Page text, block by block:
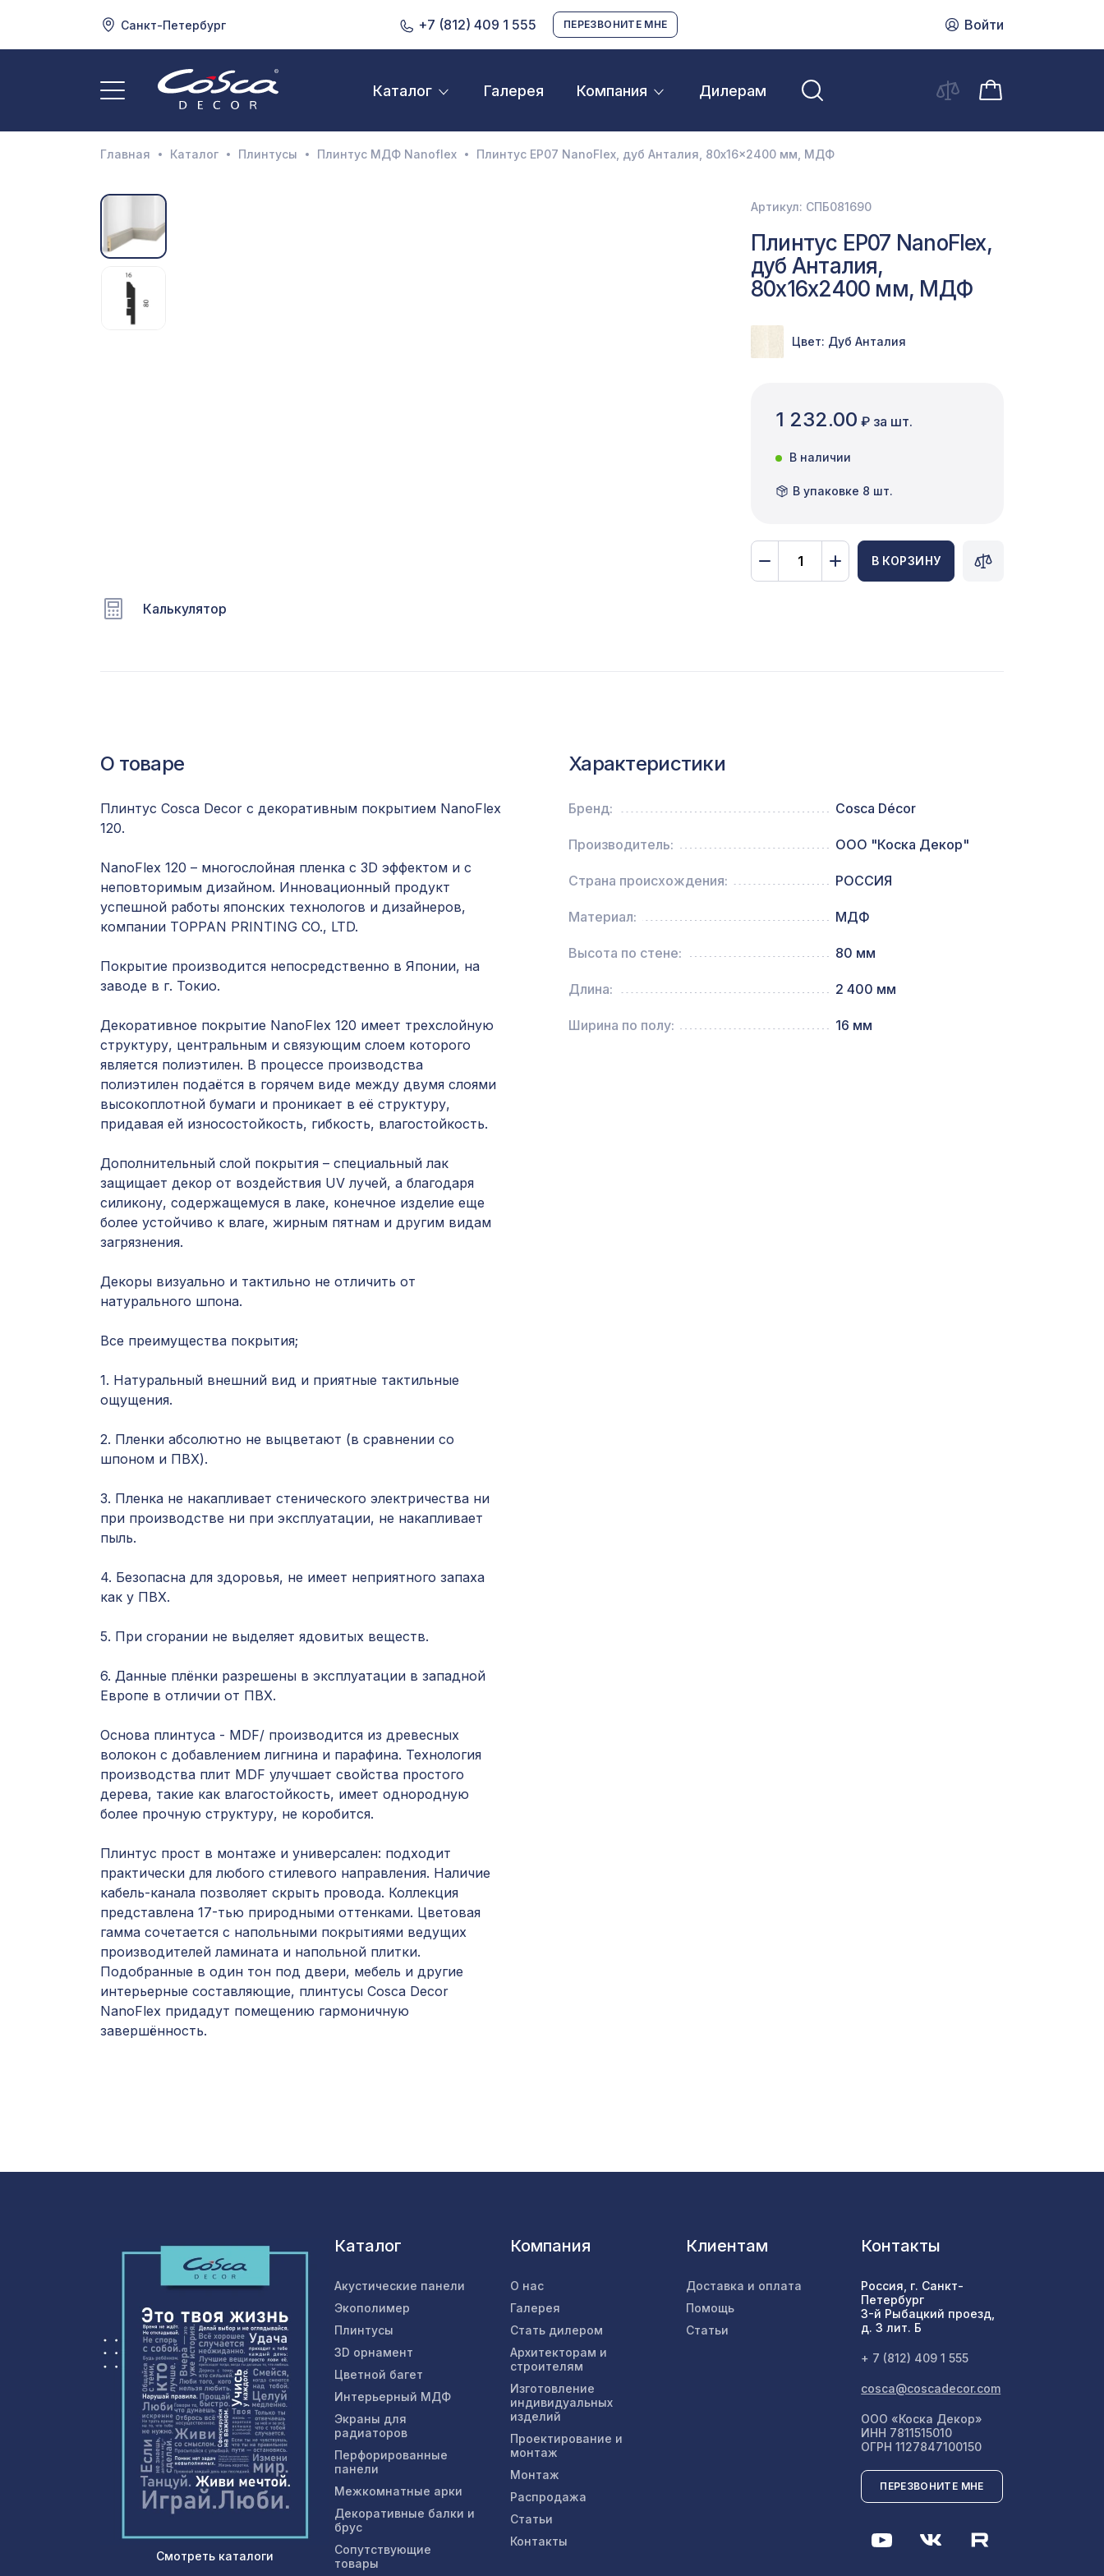
Санкт-Петербург +7 (812) 409 1 555 ПЕРЕЗВОНИТЕ МНЕ Войти
Каталог Галерея Компания Дилерам
3D орнамент
Акустические панели
Декоративные балки и брус
0,91 x 5,5 м
для балки 150х120мм без отделки, консоль классика
Ремень для бруса/балки 180мм/200мм
Перфорированная панель РОМАНИКО, 1400х780мм,
Перфорированная панель ДЕДАЛО, 2790х1020мм,
Перфорированная панель ВЕРОНИКА, 1000х680мм,
ХДФ, бук
Воск мягкий в блистере, цв. 12 золотой дукат
Экран для радиатора, МОДЕРН, рамка
900х600мм, перфорация ГОТИКА, венге
Натуральные обои Cosca Traditional Prints L5043,
Перфорированная панель КВАДРО 8-28,
Главная Каталог Плинтусы Плинтус МДФ Nanoflex Плинтус ЕP07 NanoFlex, дуб Анталия, 80x16x2400 мм, МДФ
Калькулятор
Артикул: СПБ081690
Плинтус ЕP07 NanoFlex,
дуб Анталия,
80x16x2400 мм, МДФ
Цвет: Дуб Анталия
1 232.00 ₽ за шт.
В наличии
В упаковке 8 шт.
В КОРЗИНУ
О товаре
Плинтус Cosca Decor с декоративным покрытием NanoFlex
120.
NanoFlex 120 – многослойная пленка с 3D эффектом и с
неповторимым дизайном. Инновационный продукт
успешной работы японских технологов и дизайнеров,
компании TOPPAN PRINTING CO., LTD.
Покрытие производится непосредственно в Японии, на
заводе в г. Токио.
Декоративное покрытие NanoFlex 120 имеет трехслойную
структуру, центральным и связующим слоем которого
является полиэтилен. В процессе производства
полиэтилен подаётся в горячем виде между двумя слоями
высокоплотной бумаги и проникает в её структуру,
придавая ей износостойкость, гибкость, влагостойкость.
Дополнительный слой покрытия – специальный лак
защищает декор от воздействия UV лучей, а благодаря
силикону, содержащемуся в лаке, конечное изделие еще
более устойчиво к влаге, жирным пятнам и другим видам
загрязнения.
Декоры визуально и тактильно не отличить от
натурального шпона.
Все преимущества покрытия;
1. Натуральный внешний вид и приятные тактильные
ощущения.
2. Пленки абсолютно не выцветают (в сравнении со
шпоном и ПВХ).
3. Пленка не накапливает стенического электричества ни
при производстве ни при эксплуатации, не накапливает
пыль.
4. Безопасна для здоровья, не имеет неприятного запаха
как у ПВХ.
5. При сгорании не выделяет ядовитых веществ.
6. Данные плёнки разрешены в эксплуатации в западной
Европе в отличии от ПВХ.
Основа плинтуса - MDF/ производится из древесных
волокон с добавлением лигнина и парафина. Технология
производства плит MDF улучшает свойства простого
дерева, такие как влагостойкость, имеет однородную
более прочную структуру, не коробится.
Плинтус прост в монтаже и универсален: подходит
практически для любого стилевого направления. Наличие
кабель-канала позволяет скрыть провода. Коллекция
представлена 17-тью природными оттенками. Цветовая
гамма сочетается с напольными покрытиями ведущих
производителей ламината и напольной плитки.
Подобранные в один тон под двери, мебель и другие
интерьерные составляющие, плинтусы Cosca Decor
NanoFlex придадут помещению гармоничную
завершённость.
Характеристики
Бренд: Cosca Décor
Производитель: ООО "Коска Декор"
Страна происхождения: РОССИЯ
Материал: МДФ
Высота по стене: 80 мм
Длина: 2 400 мм
Ширина по полу: 16 мм
Смотреть каталоги
Каталог
Акустические панели
Экополимер
Плинтусы
3D орнамент
Цветной багет
Интерьерный МДФ
Экраны для
радиаторов
Перфорированные
панели
Межкомнатные арки
Декоративные балки и
брус
Сопутствующие
товары
Компания
О нас
Галерея
Стать дилером
Архитекторам и
строителям
Изготовление
индивидуальных
изделий
Проектирование и
монтаж
Монтаж
Распродажа
Статьи
Контакты
Клиентам
Доставка и оплата
Помощь
Статьи
Контакты
Россия, г. Санкт-
Петербург
3-й Рыбацкий проезд,
д. 3 лит. Б
+ 7 (812) 409 1 555
cosca@coscadecor.com
ООО «Коска Декор»
ИНН 7811515010
ОГРН 1127847100150
ПЕРЕЗВОНИТЕ МНЕ